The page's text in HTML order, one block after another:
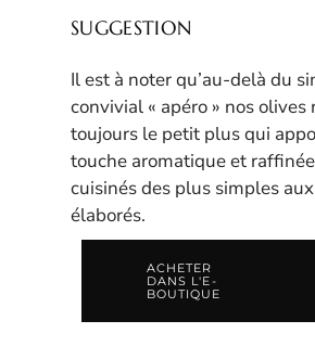
SUGGESTION
Il est à noter qu’au-delà du
convivial « apéro » nos olives
toujours le petit plus qui
touche aromatique et
cuisinés des plus simples
élaborés.
ACHETER
DANS L'E-
BOUTIQUE